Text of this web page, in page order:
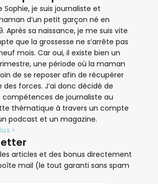
Sophie, je suis journaliste et
d’un petit garçon né en
Après sa naissance, je me suis vite
que la grossesse ne s’arrête pas
mois. Car oui, il existe bien un
une période où la maman
de se reposer afin de récupérer
forces. J’ai donc décidé de
de journaliste au
thématique à travers un compte
podcast et un magazine.
>
articles et des bonus directement
mail (le tout garanti sans spam